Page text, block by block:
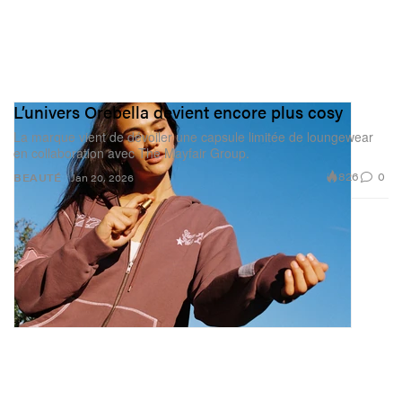
BEAUTÉ
L’univers Orebella devient encore plus cosy
La marque vient de dévoiler une capsule limitée de loungewear
en collaboration avec The Mayfair Group.
Jan 20, 2026 826 0